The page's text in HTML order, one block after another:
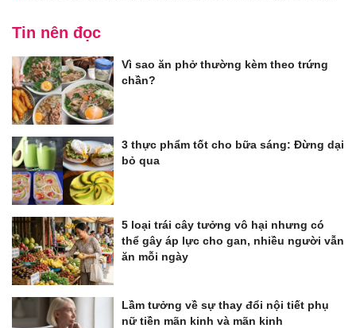
Tin nên đọc
Vì sao ăn phở thường kèm theo trứng
chần?
3 thực phẩm tốt cho bữa sáng: Đừng dại
bỏ qua
5 loại trái cây tưởng vô hại nhưng có
thể gây áp lực cho gan, nhiều người vẫn
ăn mỗi ngày
Lầm tưởng về sự thay đổi nội tiết phụ
nữ tiền mãn kinh và mãn kinh